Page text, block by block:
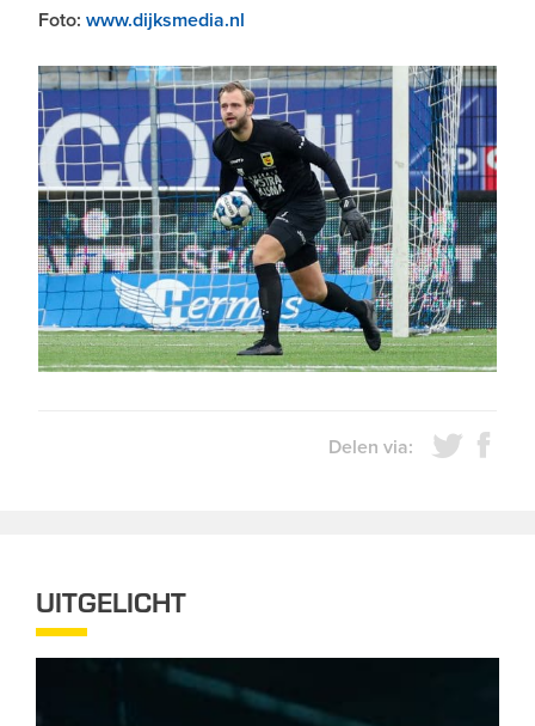
Foto: www.dijksmedia.nl
Delen via:
UITGELICHT